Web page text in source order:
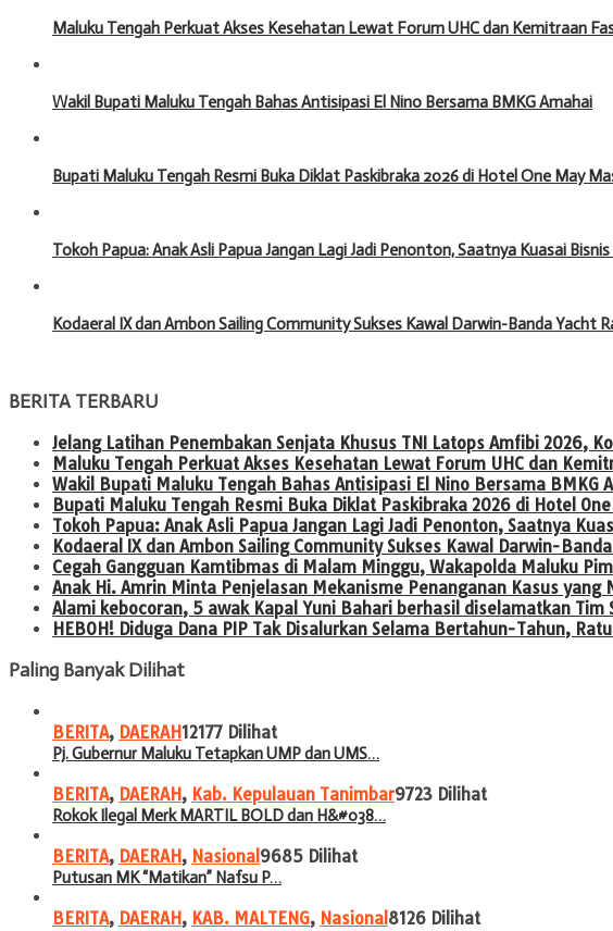
Maluku Tengah Perkuat Akses Kesehatan Lewat Forum UHC dan Kemitraan
Wakil Bupati Maluku Tengah Bahas Antisipasi El Nino Bersama BMKG Amahai
Bupati Maluku Tengah Resmi Buka Diklat Paskibraka 2026 di Hotel One May
Tokoh Papua: Anak Asli Papua Jangan Lagi Jadi Penonton, Saatnya Kuasai
Kodaeral IX dan Ambon Sailing Community Sukses Kawal Darwin-Banda Yacht
BERITA TERBARU
Jelang Latihan Penembakan Senjata Khusus TNI Latops Amfibi 2026,
Maluku Tengah Perkuat Akses Kesehatan Lewat Forum UHC dan
Wakil Bupati Maluku Tengah Bahas Antisipasi El Nino Bersama BMKG
Bupati Maluku Tengah Resmi Buka Diklat Paskibraka 2026 di Hotel
Tokoh Papua: Anak Asli Papua Jangan Lagi Jadi Penonton, Saatnya
Kodaeral IX dan Ambon Sailing Community Sukses Kawal Darwin-
Cegah Gangguan Kamtibmas di Malam Minggu, Wakapolda Maluku
Anak Hi. Amrin Minta Penjelasan Mekanisme Penanganan Kasus yang
Alami kebocoran, 5 awak Kapal Yuni Bahari berhasil diselamatkan Tim
HEBOH! Diduga Dana PIP Tak Disalurkan Selama Bertahun-Tahun,
Paling Banyak Dilihat
BERITA, DAERAH12177 Dilihat
Pj. Gubernur Maluku Tetapkan UMP dan UMS…
BERITA, DAERAH, Kab. Kepulauan Tanimbar9723 Dilihat
Rokok Ilegal Merk MARTIL BOLD dan H&#038…
BERITA, DAERAH, Nasional 9685 Dilihat
Putusan MK “Matikan” Nafsu P…
BERITA, DAERAH, KAB. MALTENG, Nasional 8126 Dilihat